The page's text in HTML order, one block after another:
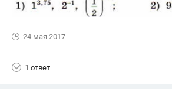
24 мая 2017
1 ответ